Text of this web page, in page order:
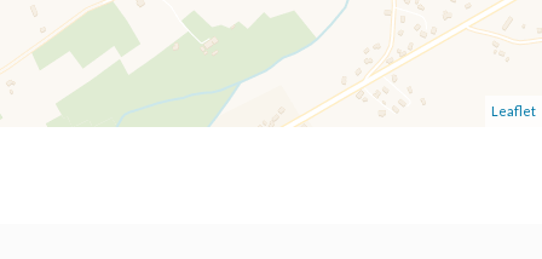
Leaflet